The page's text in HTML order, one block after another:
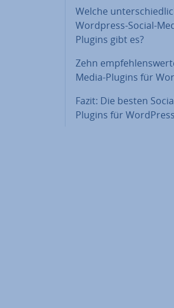
Welche
Wordpress-Social-
Plugins gibt es?
Zehn
Media-Plugins für
Fazit: Die besten
Plugins für WordPress